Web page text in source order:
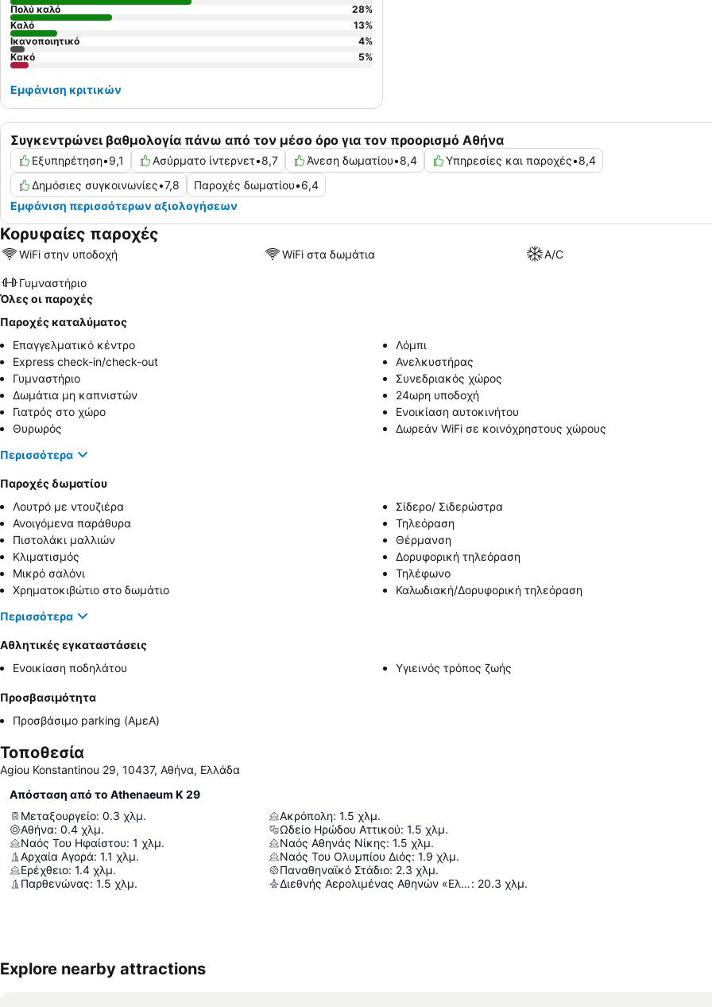
Συγκεντρώνει βαθμολογία πάνω από τον μέσο όρο για τον προορισμό Αθήνα
Εξυπηρέτηση•9,1 Ασύρματο ίντερνετ•8,7 Άνεση δωματίου•8,4 Υπηρεσίες και παροχές•8,4
Δημόσιες συγκοινωνίες•7,8 Παροχές δωματίου•6,4
Εμφάνιση περισσότερων αξιολογήσεων
Πολύ καλό
28%
Καλό
13%
Ικανοποιητικό
4%
Κακό
5%
Εμφάνιση κριτικών
Κορυφαίες παροχές
WiFi στην υποδοχή WiFi στα δωμάτια A/C
Γυμναστήριο
Όλες οι παροχές
Παροχές καταλύματος
Επαγγελματικό κέντρο
Λόμπι
Express check-in/check-out
Ανελκυστήρας
Γυμναστήριο
Συνεδριακός χώρος
Δωμάτια μη καπνιστών
24ωρη υποδοχή
Γιατρός στο χώρο
Ενοικίαση αυτοκινήτου
Θυρωρός
Δωρεάν WiFi σε κοινόχρηστους χώρους
Περισσότερα
Παροχές δωματίου
Λουτρό με ντουζιέρα
Σίδερο/ Σιδερώστρα
Ανοιγόμενα παράθυρα
Τηλεόραση
Πιστολάκι μαλλιών
Θέρμανση
Κλιματισμός
Δορυφορική τηλεόραση
Μικρό σαλόνι
Τηλέφωνο
Χρηματοκιβώτιο στο δωμάτιο
Καλωδιακή/Δορυφορική τηλεόραση
Περισσότερα
Αθλητικές εγκαταστάσεις
Ενοικίαση ποδηλάτου
Υγιεινός τρόπος ζωής
Προσβασιμότητα
Προσβάσιμο parking (ΑμεΑ)
Τοποθεσία
Agiou Konstantinou 29, 10437, Αθήνα, Ελλάδα
Απόσταση από το Athenaeum K 29
Μεταξουργείο: 0.3 χλμ.
Αθήνα: 0.4 χλμ.
Ναός Του Ηφαίστου: 1 χλμ.
Αρχαία Αγορά: 1.1 χλμ.
Ερέχθειο: 1.4 χλμ.
Παρθενώνας: 1.5 χλμ.
Ακρόπολη: 1.5 χλμ.
Ωδείο Ηρώδου Αττικού: 1.5 χλμ.
Ναός Αθηνάς Νίκης: 1.5 χλμ.
Ναός Του Ολυμπίου Διός: 1.9 χλμ.
Παναθηναϊκό Στάδιο: 2.3 χλμ.
Διεθνής Αερολιμένας Αθηνών «Ελευθέριος Βενιζέλος»: 20.3 χλμ.
Explore nearby attractions